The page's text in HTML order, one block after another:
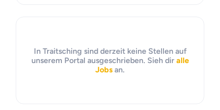
In Traitsching sind derzeit keine Stellen auf
unserem Portal ausgeschrieben. Sieh dir alle
Jobs an.